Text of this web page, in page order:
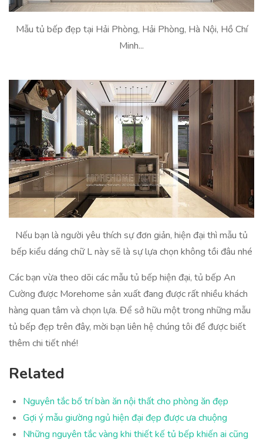
Mẫu tủ bếp đẹp tại Hải Phòng, Hải Phòng, Hà Nội, Hồ Chí
Minh...
Nếu bạn là người yêu thích sự đơn giản, hiện đại thì mẫu tủ
bếp kiểu dáng chữ L này sẽ là sự lựa chọn không tồi đâu nhé
Các bạn vừa theo dõi các mẫu tủ bếp hiện đại, tủ bếp An
Cường được Morehome sản xuất đang được rất nhiều khách
hàng quan tâm và chọn lựa. Để sở hữu một trong những mẫu
tủ bếp đẹp trên đây, mời bạn liên hệ chúng tôi để được biết
thêm chi tiết nhé!
Related
Nguyên tắc bố trí bàn ăn nội thất cho phòng ăn đẹp
Gợi ý mẫu giường ngủ hiện đại đẹp được ưa chuộng
Những nguyên tắc vàng khi thiết kế tủ bếp khiến ai cũng